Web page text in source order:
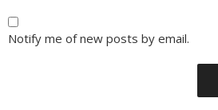
Notify me of new posts by email.